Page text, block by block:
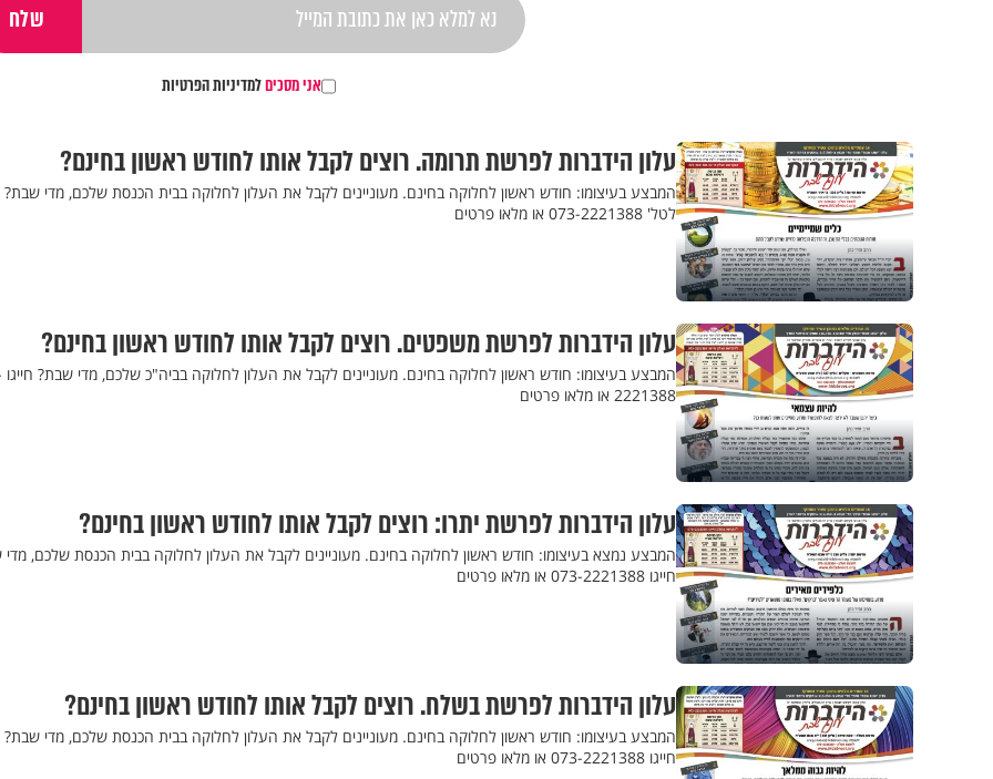
אני מסכיםלמדיניות הפרטיות
עלון הידברות לפרשת תרומה. רוצים לקבל אותו לחודש ראשון בחינם?
המבצע בעיצומו: חודש ראשון לחלוקה בחינם. מעוניינים לקבל את העלון לחלוקה בבית הכנסת שלכם, מדי שבת?
לטל' 073-2221388 או מלאו פרטים
עלון הידברות לפרשת משפטים. רוצים לקבל אותו לחודש ראשון בחינם?
2221388 או מלאו פרטים
עלון הידברות לפרשת יתרו: רוצים לקבל אותו לחודש ראשון בחינם?
המבצע נמצא בעיצומו: חודש ראשון לחלוקה בחינם. מעוניינים לקבל את העלון לחלוקה בבית הכנסת שלכם,
חייגו 073-2221388 או מלאו פרטים
עלון הידברות לפרשת בשלח. רוצים לקבל אותו לחודש ראשון בחינם?
המבצע בעיצומו: חודש ראשון לחלוקה בחינם. מעוניינים לקבל את העלון לחלוקה בבית הכנסת שלכם, מדי שבת?
חייגו 073-2221388 או מלאו פרטים